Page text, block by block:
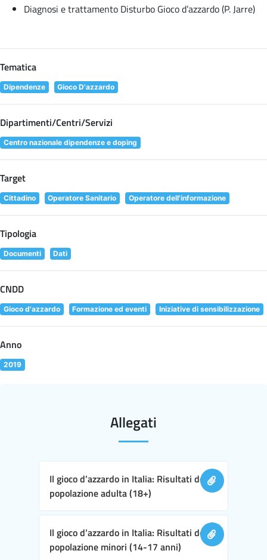
Diagnosi e trattamento Disturbo Gioco d’azzardo (P. Jarre)
Tematica
Dipendenze Gioco D'azzardo
Dipartimenti/Centri/Servizi
Centro nazionale dipendenze e doping
Target
Cittadino Operatore Sanitario Operatore dell'informazione
Tipologia
Documenti Dati
CNDD
Gioco d'azzardo Formazione ed eventi Iniziative di sensibilizzazione
Anno
2019
Allegati
Il gioco d’azzardo in Italia: Risultati della
popolazione adulta (18+)
Il gioco d’azzardo in Italia: Risultati della
popolazione minori (14-17 anni)